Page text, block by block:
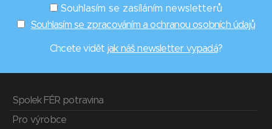
Souhlasím se zasíláním newsletterů
Souhlasím se zpracováním a ochranou osobních údajů
Chcete vidět jak náš newsletter vypadá?
Spolek FÉR potravina
Pro výrobce